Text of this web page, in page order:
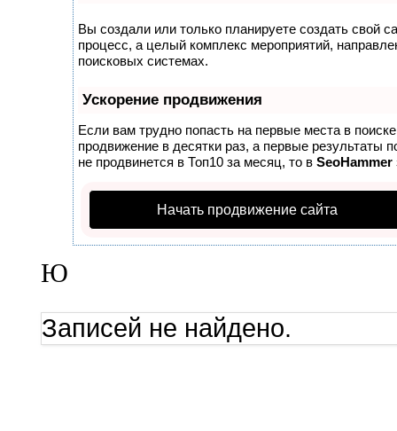
Вы создали или только планируете создать свой
процесс, а целый комплекс мероприятий,
поисковых системах.
Ускорение продвижения
Если вам трудно попасть на первые места в
продвижение в десятки раз, а первые результаты
не продвинется в Топ10 за месяц, то в SeoHammer
Начать продвижение сайта
Ю
Записей не найдено.